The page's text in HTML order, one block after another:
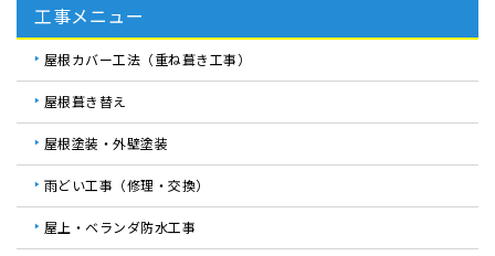
工事メニュー
屋根カバー工法（重ね葺き工事）
屋根葺き替え
屋根塗装・外壁塗装
雨どい工事（修理・交換）
屋上・ベランダ防水工事